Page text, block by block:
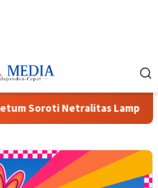
Netralitas Lampung dan